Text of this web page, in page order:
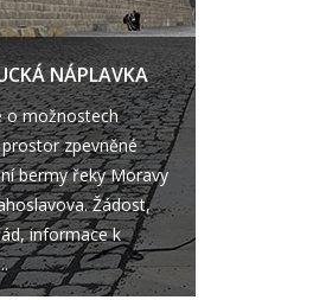
NÁPLAVKA
o možnostech
zpevněné
bermy řeky Moravy
Žádost,
informace k